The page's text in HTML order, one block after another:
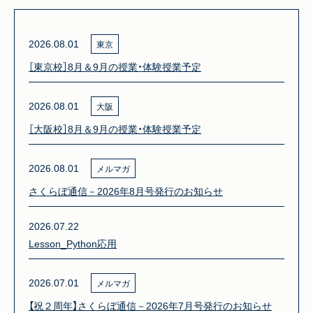
2026.08.01 東京
［東京校］8月＆9月の授業・体験授業予定
2026.08.01 大阪
［大阪校］8月＆9月の授業・体験授業予定
2026.08.01 メルマガ
さくらぼ通信－2026年8月号発行のお知らせ
2026.07.22
Lesson_Python応用
2026.07.01 メルマガ
【祝２周年】さくらぼ通信－2026年7月号発行のお知らせ